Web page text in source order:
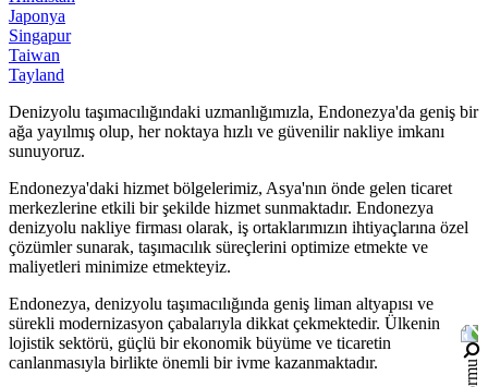
Japonya
Singapur
Taiwan
Tayland
Denizyolu taşımacılığındaki uzmanlığımızla, Endonezya'da geniş bir
ağa yayılmış olup, her noktaya hızlı ve güvenilir nakliye imkanı
sunuyoruz.
Endonezya'daki hizmet bölgelerimiz, Asya'nın önde gelen ticaret
merkezlerine etkili bir şekilde hizmet sunmaktadır. Endonezya
denizyolu nakliye firması olarak, iş ortaklarımızın ihtiyaçlarına özel
çözümler sunarak, taşımacılık süreçlerini optimize etmekte ve
maliyetleri minimize etmekteyiz.
Endonezya, denizyolu taşımacılığında geniş liman altyapısı ve
sürekli modernizasyon çabalarıyla dikkat çekmektedir. Ülkenin
lojistik sektörü, güçlü bir ekonomik büyüme ve ticaretin
canlanmasıyla birlikte önemli bir ivme kazanmaktadır.